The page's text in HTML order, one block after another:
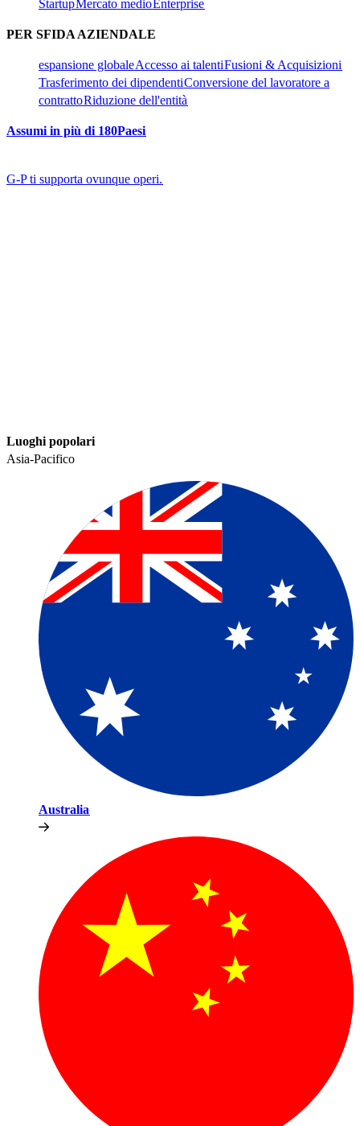
Startup​​Mercato medio​​ Enterprise​​
PER SFIDA AZIENDALE​​
espansione globale​​Accesso ai talenti​​Fusioni & Acquisizioni​​
Trasferimento dei dipendenti​​Conversione del lavoratore a
contratto​​Riduzione dell'entità​​
Assumi in più di 180Paesi​​
G-P ti supporta ovunque operi.​​
Luoghi popolari​​
Asia-Pacifico​​
Australia​​